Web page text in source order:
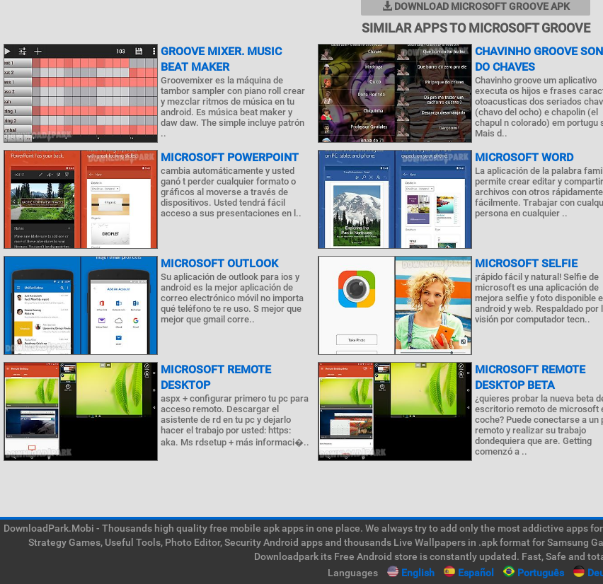
DOWNLOAD MICROSOFT GROOVE APK
SIMILAR APPS TO MICROSOFT GROOVE
GROOVE MIXER. MUSIC
BEAT MAKER
Groovemixer es la máquina de
tambor sampler con piano roll crear
y mezclar ritmos de música en tu
android. Es música beat maker y
daw daw. The simple incluye patrón
..
CHAVINHO GROOVE
DO CHAVES
Chavinho groove um aplicativo
executa os hijos e frases
otoacusticas dos seriados
(chavo del ocho) e chapolin (el
chapul n colorado) em portugu
Mais d..
MICROSOFT POWERPOINT
cambia automáticamente y usted
ganó t perder cualquier formato o
gráficos al moverse a través de
dispositivos. Usted tendrá fácil
acceso a sus presentaciones en l..
MICROSOFT WORD
La aplicación de la palabra
permite crear editar y
archivos con otros
fácilmente. Trabajar con
persona en cualquier ..
MICROSOFT OUTLOOK
Su aplicación de outlook para ios y
android es la mejor aplicación de
correo electrónico móvil no importa
qué teléfono te re uso. S mejor que
mejor que gmail corre..
MICROSOFT SELFIE
¡rápido fácil y natural! Selfie de
microsoft es una aplicación de
mejora selfie y foto disponible
android y web. Respaldado por
visión por computador tecn..
MICROSOFT REMOTE
DESKTOP
aspx + configurar primero tu pc para
acceso remoto. Descargar el
asistente de rd en tu pc y dejarlo
hacer el trabajo por usted: https:
aka. Ms rdsetup + más informaci�..
MICROSOFT REMOTE
DESKTOP BETA
¿quieres probar la nueva beta
escritorio remoto de microsoft
coche? Puede conectarse a un
remoto y realizar su trabajo
dondequiera que are. Getting
comenzó a ..
DownloadPark.Mobi - Thousands high quality free mobile apk apps in one place. We always try to add only the most addictive apps
Strategy Games, Useful Tools, Photo Editor, Security Android apps and thousands Live Wallpapers in .apk format for Samsung
Downloadpark its Free Android store is constantly updated. Fast, Safe and
Languages
English Español Português